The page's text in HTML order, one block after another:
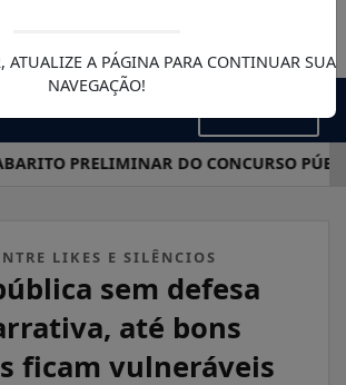
PRELIMINAR DO CONCURSO PÚBLICO
LIKES E SILÊNCIOS
sem defesa
até bons
ficam vulneráveis
ATUALIZE A PÁGINA PARA CONTINUAR SUA
NAVEGAÇÃO!